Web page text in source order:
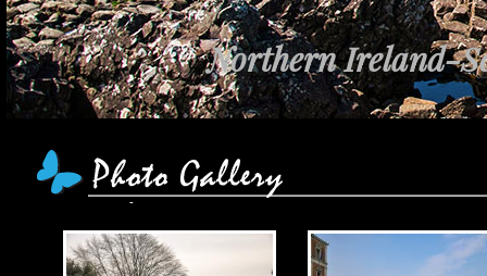
Northern Ireland-